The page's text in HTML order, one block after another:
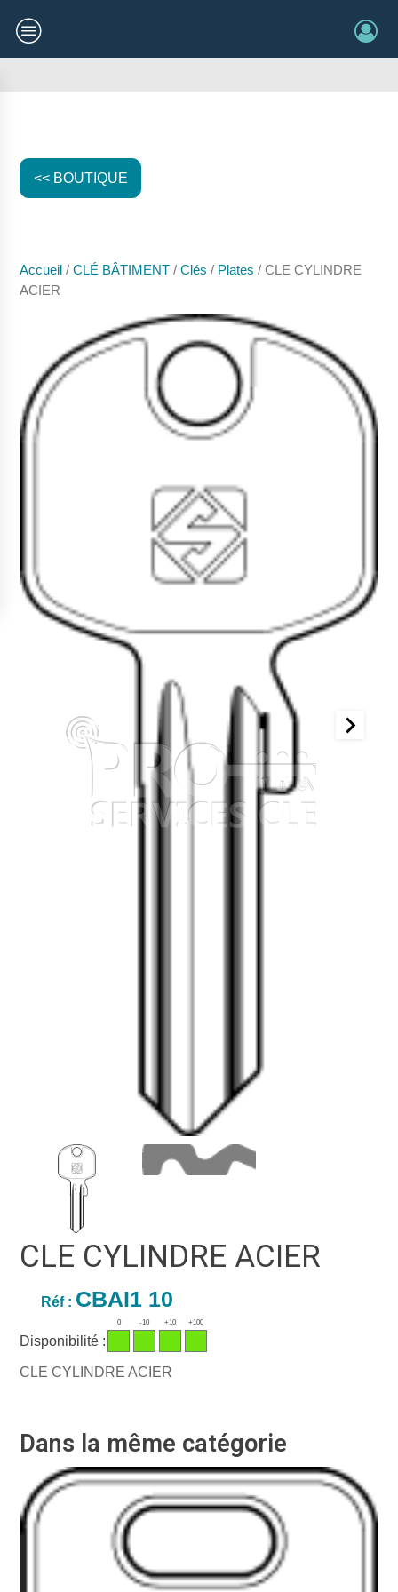
<< BOUTIQUE
Accueil /CLÉ BÂTIMENT /Clés / Plates / CLE CYLINDRE
ACIER
CLE CYLINDRE ACIER
Réf : CBAI1 10
Disponibilité :
0 -10 +10 +100
CLE CYLINDRE ACIER
Dans la même catégorie